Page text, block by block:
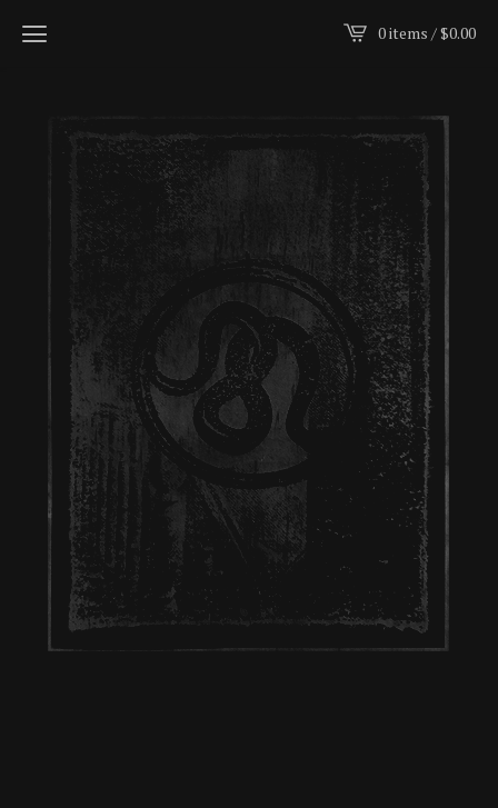
0 items /$0.00